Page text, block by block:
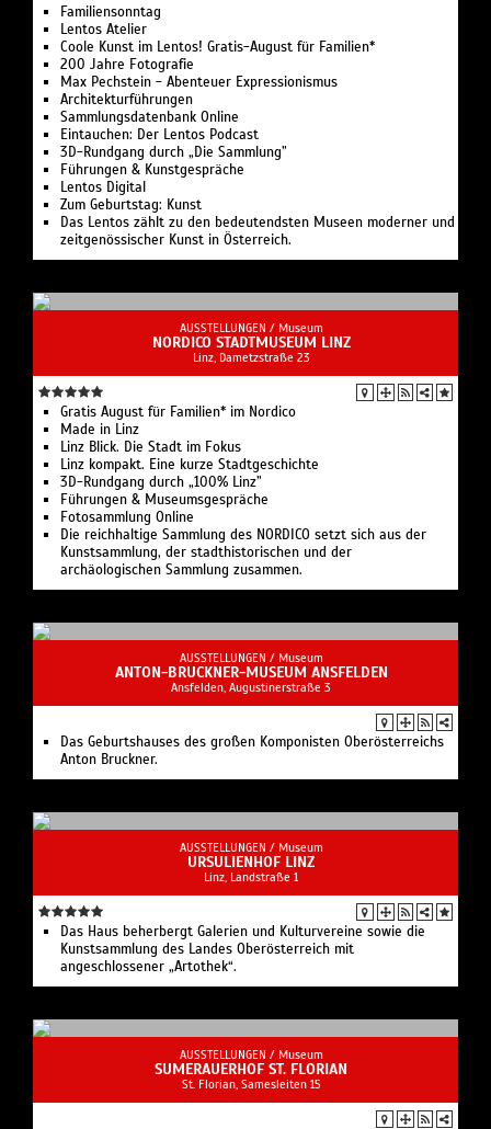
Familiensonntag
Lentos Atelier
Coo­le Kunst im Lentos! Gra­tis-August für Familien*
200 Jah­re Fotografie
Max Pech­stein - Aben­teu­er Expressionismus
Archi­tek­tur­füh­run­gen
Samm­lungs­da­ten­bank Online
Ein­tau­chen: Der Lentos Podcast
3D-Rund­gang durch ​„Die Sammlung”
Füh­run­gen & Kunstgespräche
Lentos Digi­tal
Zum Geburts­tag: Kunst
Das Lentos zählt zu den bedeutendsten Museen moderner und
zeitgenössischer Kunst in Österreich.
AUSSTELLUNGEN / Museum
NORDICO STADTMUSEUM LINZ
Linz, Dametzstraße 23
Gratis August für Familien* im Nordico
Made in Linz
Linz Blick. Die Stadt im Fokus
Linz kompakt. Eine kurze Stadtgeschichte
3D-Rund­gang durch ​„100% Linz”
Führungen & Museumsgespräche
Fotosammlung Online
Die reichhaltige Sammlung des NORDICO setzt sich aus der
Kunstsammlung, der stadthistorischen und der
archäologischen Sammlung zusammen.
AUSSTELLUNGEN / Museum
ANTON-BRUCKNER-MUSEUM ANSFELDEN
Ansfelden, Augustinerstraße 3
Das Geburtshauses des großen Komponisten Oberösterreichs
Anton Bruckner.
AUSSTELLUNGEN / Museum
URSULIENHOF LINZ
Linz, Landstraße 1
Das Haus beherbergt Galerien und Kulturvereine sowie die
Kunstsammlung des Landes Oberösterreich mit
angeschlossener „Artothek“.
AUSSTELLUNGEN / Museum
SUMERAUERHOF ST. FLORIAN
St. Florian, Samesleiten 15